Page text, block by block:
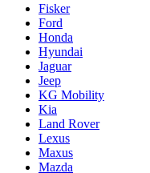
Fisker
Ford
Honda
Hyundai
Jaguar
Jeep
KG Mobility
Kia
Land Rover
Lexus
Maxus
Mazda